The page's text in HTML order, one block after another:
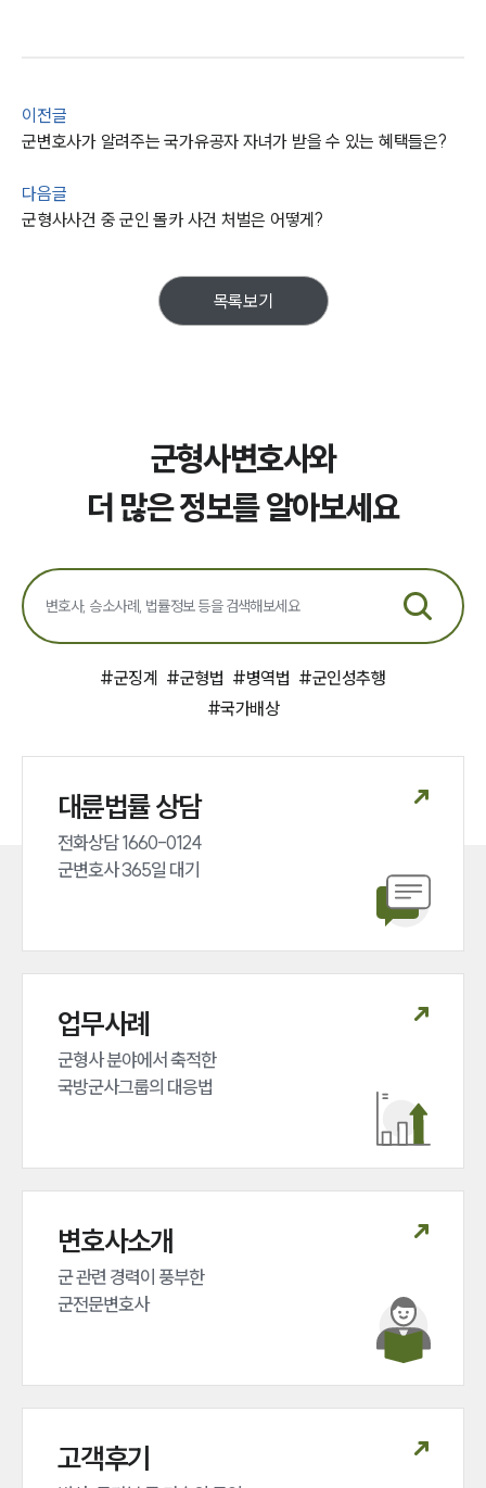
그룹소개
글로벌 파트너 로펌
고객의 소리
법률정보
법률지식인
이전글
군변호사가 알려주는 국가유공자 자녀가 받을 수 있는 혜택들은?
다음글
군형사사건 중 군인 몰카 사건 처벌은 어떻게?
목록보기
군형사변호사와
더 많은 정보를 알아보세요
#군징계 #군형법 #병역법 #군인성추행
#국가배상
대륜법률 상담
전화상담 1660-0124
군변호사 365일 대기
업무사례
군형사 분야에서 축적한
국방군사그룹의 대응법
변호사소개
군 관련 경력이 풍부한
군전문변호사
고객후기